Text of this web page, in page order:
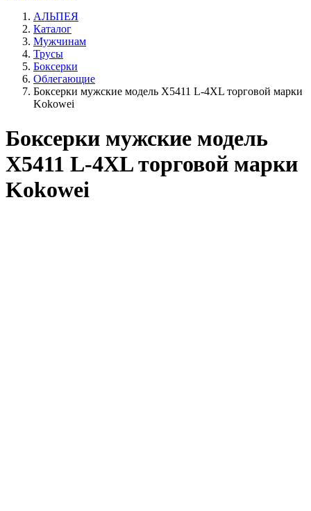
АЛЬПЕЯ
Каталог
Мужчинам
Трусы
Боксерки
Облегающие
Боксерки мужские модель X5411 L-4XL торговой марки
Kokowei
Боксерки мужские модель
X5411 L-4XL торговой марки
Kokowei